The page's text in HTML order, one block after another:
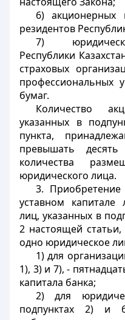
6) акционерных
резидентов
7)
Республики
страховых
профессиональных
бумаг.
Количество
указанных в
пункта,
превышать
количества
юридического лица.
3.
уставном
лиц, указанных в
2 настоящей
одно юридическое
1) для
1), 3) и 7), -
капитала банка;
2) для
подпунктах 2) и